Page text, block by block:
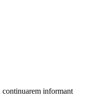
informant